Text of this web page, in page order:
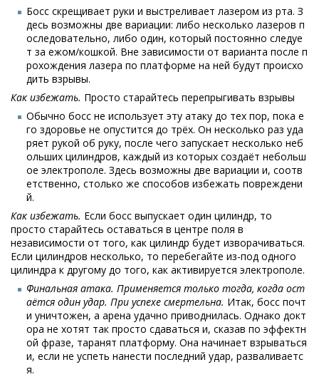
Босс скрещивает руки и выстреливает лазером из рта. З
десь возможны две вариации: либо несколько лазеров п
оследовательно, либо один, который постоянно следуе
т за ежом/кошкой. Вне зависимости от варианта после п
рохождения лазера по платформе на ней будут происхо
дить взрывы.
Как избежать. Просто старайтесь перепрыгивать взрывы
Обычно босс не использует эту атаку до тех пор, пока е
го здоровье не опустится до трёх. Он несколько раз уда
ряет рукой об руку, после чего запускает несколько неб
ольших цилиндров, каждый из которых создаёт небольш
ое электрополе. Здесь возможны две вариации и, соотв
етственно, столько же способов избежать повреждени
й.
Как избежать. Если босс выпускает один цилиндр, то
просто старайтесь оставаться в центре поля в
независимости от того, как цилиндр будет изворачиваться.
Если цилиндров несколько, то перебегайте из-под одного
цилиндра к другому до того, как активируется электрополе.
Финальная атака. Применяется только тогда, когда ост
аётся один удар. При успехе смертельна. Итак, босс почт
и уничтожен, а арена удачно приводнилась. Однако докт
ора не хотят так просто сдаваться и, сказав по эффектн
ой фразе, таранят платформу. Она начинает взрываться
и, если не успеть нанести последний удар, разваливаетс
я.